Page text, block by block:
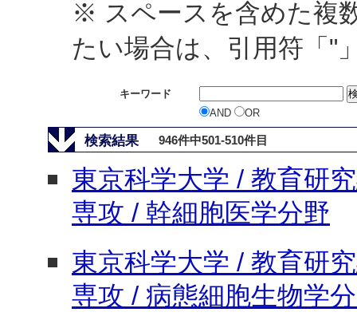
※ スペースを含めた複
たい場合は、引用符「"
キーワード
AND
OR
検索結果 946件中501-510件目
東京科学大学 / 教育研
専攻 / 幹細胞医学分野
東京科学大学 / 教育研
専攻 / 病態細胞生物学